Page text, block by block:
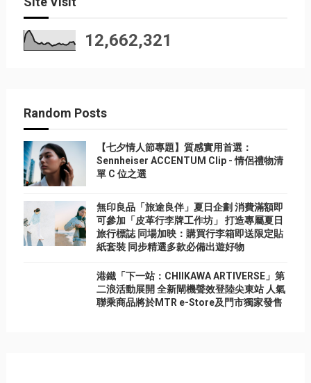
12,662,321
Random Posts
【七夕情人節專題】質感實用首選：
Sennheiser ACCENTUM Clip - 情侶禮物清
單 C 位之選
無印良品「旅途良伴」夏日企劃 消費滿額即
可參加「皮革行李牌工作坊」 打造專屬夏日
旅行標誌 同場加映：購買行李箱即送限定貼
紙套裝 同步精選多款必備出遊好物
港鐵「下一站：CHIIKAWA ARTIVERSE」第
二浪活動展開 全新閘機聲效登陸尖東站 人氣
聯乘商品將於MTR e-Store及門市獨家發售